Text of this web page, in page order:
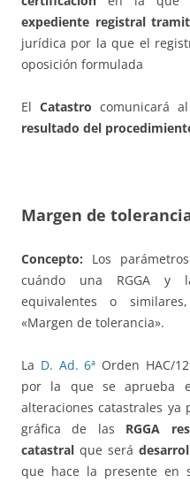
expediente registral
jurídica por la que el
oposición formulada
ElCatastro comunicará
resultado del
Margen de
Concepto: Los
cuándo una RGGA y
equivalentes o
«Margen de tolerancia».
La D. Ad. 6ª Orden HAC/
por la que se aprueba
alteraciones catastrales
gráfica de las RGGA
catastral que será
que hace la presente en